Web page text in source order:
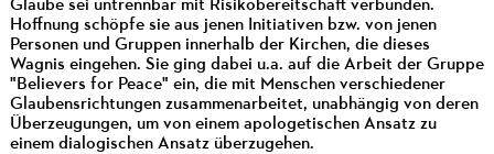
Glaube sei untrennbar mit Risikobereitschaft verbunden.
Hoffnung schöpfe sie aus jenen Initiativen bzw. von jenen
Personen und Gruppen innerhalb der Kirchen, die dieses
Wagnis eingehen. Sie ging dabei u.a. auf die Arbeit der Gruppe
"Believers for Peace" ein, die mit Menschen verschiedener
Glaubensrichtungen zusammenarbeitet, unabhängig von deren
Überzeugungen, um von einem apologetischen Ansatz zu
einem dialogischen Ansatz überzugehen.